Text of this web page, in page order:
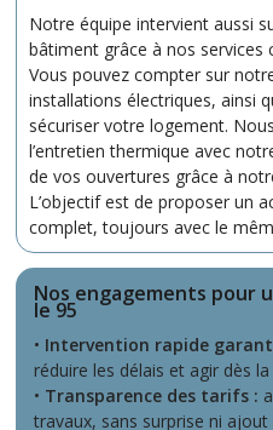
Notre équipe intervient aussi
bâtiment grâce à nos services
Vous pouvez compter sur
installations électriques, ainsi
sécuriser votre logement.
l’entretien thermique avec
de vos ouvertures grâce à
L’objectif est de proposer un
complet, toujours avec le
Nos engagements pour
le 95
• Intervention rapide
réduire les délais et agir dès
• Transparence des tarifs :
travaux, sans surprise ni ajout